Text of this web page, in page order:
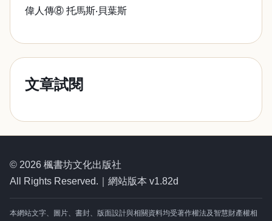
偉人傳⑧ 托馬斯‧貝葉斯
文章試閱
© 2026 楓書坊文化出版社
All Rights Reserved.｜網站版本 v1.82d
本網站文字、圖片、書封、版面設計與相關資料均受著作權法及智慧財產權相